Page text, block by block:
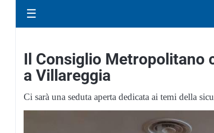
☰
Il Consiglio Metropolitano
a Villareggia
Ci sarà una seduta aperta dedicata ai temi della